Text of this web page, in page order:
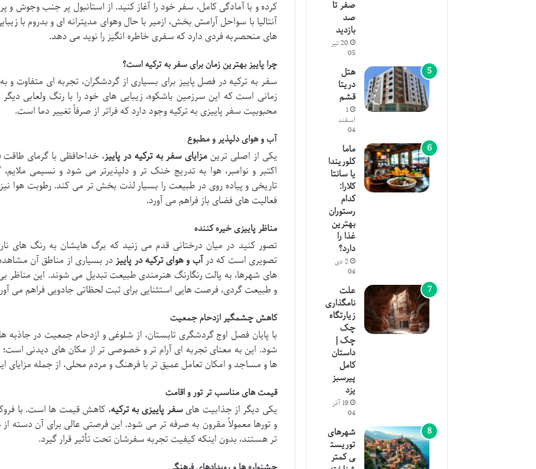
کرده و با آمادگی کامل، سفر خود را آغاز کنید. از استانبول پر جنب وجوش و پر
آنتالیا با سواحل آرامش بخش، ازمیر با حال وهوای مدیترانه ای و بدروم با
های منحصربه فردی دارد که سفری خاطره انگیز را نوید می دهد.
چرا پاییز بهترین زمان برای سفر به ترکیه است؟
سفر به ترکیه در فصل پاییز برای بسیاری از گردشگران، تجربه ای متفاوت و
زمانی است که این سرزمین باشکوه، زیبایی های خود را با رنگ ولعابی
محبوبیت سفر پاییزی به ترکیه وجود دارد که فراتر از صرفاً تغییر دما است.
آب و هوای دلپذیر و مطبوع
یکی از اصلی ترینمزایای سفر به ترکیه در پاییز، خداحافظی با گرمای طاقت
اکتبر و نوامبر، هوا به تدریج خنک تر و دلپذیرتر می شود و نسیمی
تاریخی و پیاده روی در طبیعت را بسیار لذت بخش تر می کند. رطوبت هوا
فعالیت های فضای باز فراهم می آورد.
مناظر پاییزی خیره کننده
تصور کنید در میان درختانی قدم می زنید که برگ هایشان به رنگ های
تصویری است که درآب و هوای ترکیه در پاییزدر بسیاری از مناطق آن
های شهرها، به پالت رنگارنگ هنرمندی طبیعت تبدیل می شوند. این مناظر
و طبیعت گردی، فرصت هایی استثنایی برای ثبت لحظاتی جادویی فراهم می
کاهش چشمگیر ازدحام جمعیت
با پایان فصل اوج گردشگری تابستان، از شلوغی و ازدحام جمعیت در
شود. این به معنای تجربه ای آرام تر و خصوصی تر از مکان های دیدنی
ها و مساجد و امکان تعامل عمیق تر با فرهنگ و مردم محلی، از جمله
قیمت های مناسب تر تور و اقامت
یکی دیگر از جذابیت هایسفر پاییزی به ترکیه، کاهش قیمت ها است. با
و تورها معمولاً مقرون به صرفه تر می شود. این فرصتی عالی برای آن دسته
تر هستند، بدون اینکه کیفیت تجربه سفرشان تحت تأثیر قرار گیرد.
صفر تا
صد
بازدید
20 تیر
05
هتل
دریتا
قشم
1
اسفند
04
ماما
کلوریندا
یا سانتا
کلارا:
کدام
رستوران
بهترین
غذا را
دارد؟
2 دی
04
علت
نامگذاری
زیارتگاه
چک
چک |
داستان
کامل
پیرسبز
یزد
19 آذر
04
شهرهای
توریست
ی کمتر